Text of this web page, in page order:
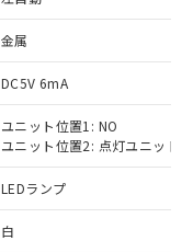
金属
DC5V 6mA
ユニット位置1: NO
ユニット位置2: 点灯ユニット
LEDランプ
白